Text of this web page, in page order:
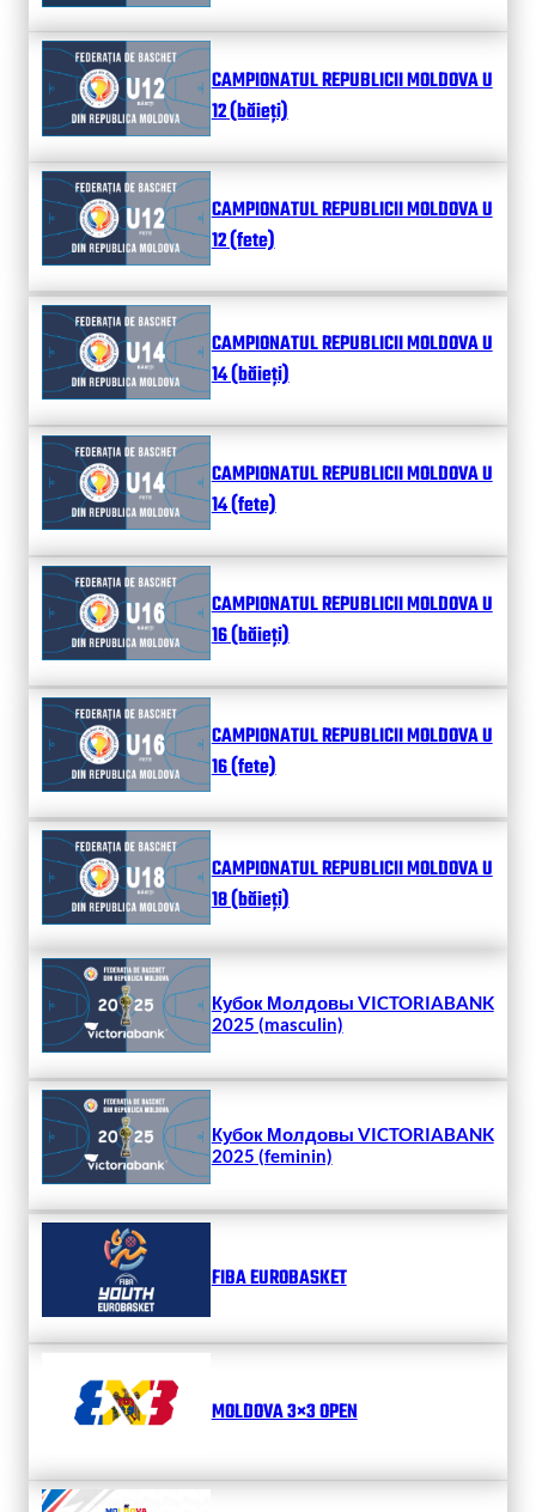
CAMPIONATUL REPUBLICII MOLDOVA U
12 (băieți)
CAMPIONATUL REPUBLICII MOLDOVA U
12 (fete)
CAMPIONATUL REPUBLICII MOLDOVA U
14 (băieți)
CAMPIONATUL REPUBLICII MOLDOVA U
14 (fete)
CAMPIONATUL REPUBLICII MOLDOVA U
16 (băieți)
CAMPIONATUL REPUBLICII MOLDOVA U
16 (fete)
CAMPIONATUL REPUBLICII MOLDOVA U
18 (băieți)
Кубок Молдовы VICTORIABANK
2025 (masculin)
Кубок Молдовы VICTORIABANK
2025 (feminin)
FIBA EUROBASKET
MOLDOVA 3×3 OPEN